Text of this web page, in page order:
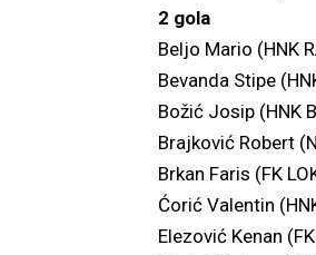
2 gola
Beljo Mario (HNK
Bevanda Stipe
Božić Josip (HNK
Brajković Robert
Brkan Faris (FK
Ćorić Valentin
Elezović Kenan